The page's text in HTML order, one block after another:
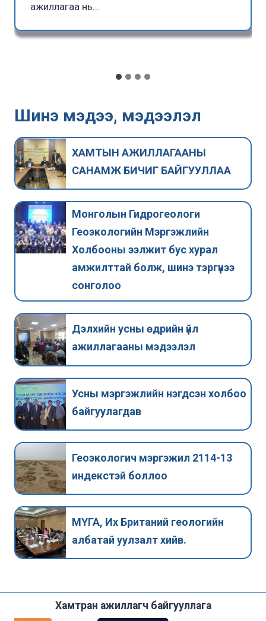
ажиллагаа нь…
Шинэ мэдээ, мэдээлэл
ХАМТЫН АЖИЛЛАГААНЫ
САНАМЖ БИЧИГ БАЙГУУЛЛАА
Монголын Гидрогеологи
Геоэкологийн Мэргэжлийн
Холбооны ээлжит бус хурал
амжилттай болж, шинэ тэргүүнээ
сонголоо
Дэлхийн усны өдрийн үйл
ажиллагааны мэдээлэл
Усны мэргэжлийн нэгдсэн холбоо
байгуулагдав
Геоэкологич мэргэжил 2114-13
индекстэй боллоо
МҮГА, Их Британий геологийн
албатай уулзалт хийв.
Хамтран ажиллагч байгууллага